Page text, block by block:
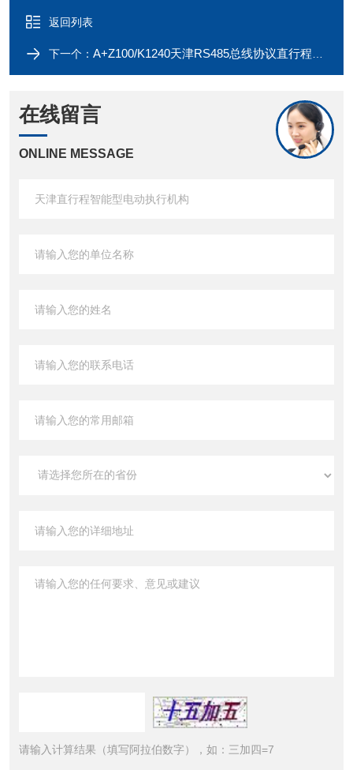
返回列表
下一个： A+Z100/K1240天津RS485总线协议直行程电动蝶阀
在线留言
ONLINE MESSAGE
请输入计算结果（填写阿拉伯数字），如：三加四=7